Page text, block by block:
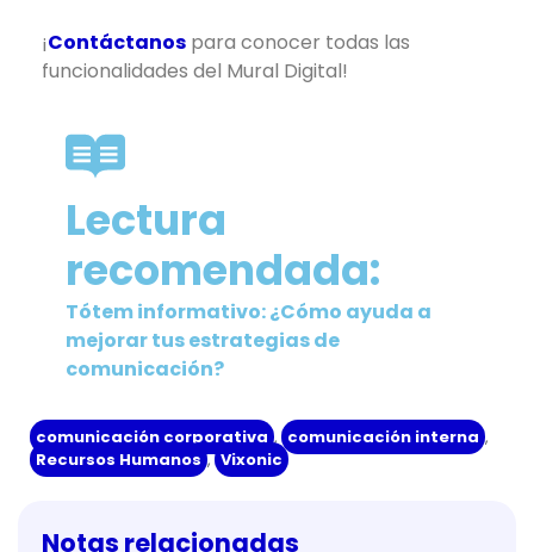
¡Contáctanos para conocer todas las
funcionalidades del Mural Digital!
Lectura
recomendada:
Tótem informativo: ¿Cómo ayuda a
mejorar tus estrategias de
comunicación?
comunicación corporativa , comunicación interna ,
Recursos Humanos , Vixonic
Notas relacionadas